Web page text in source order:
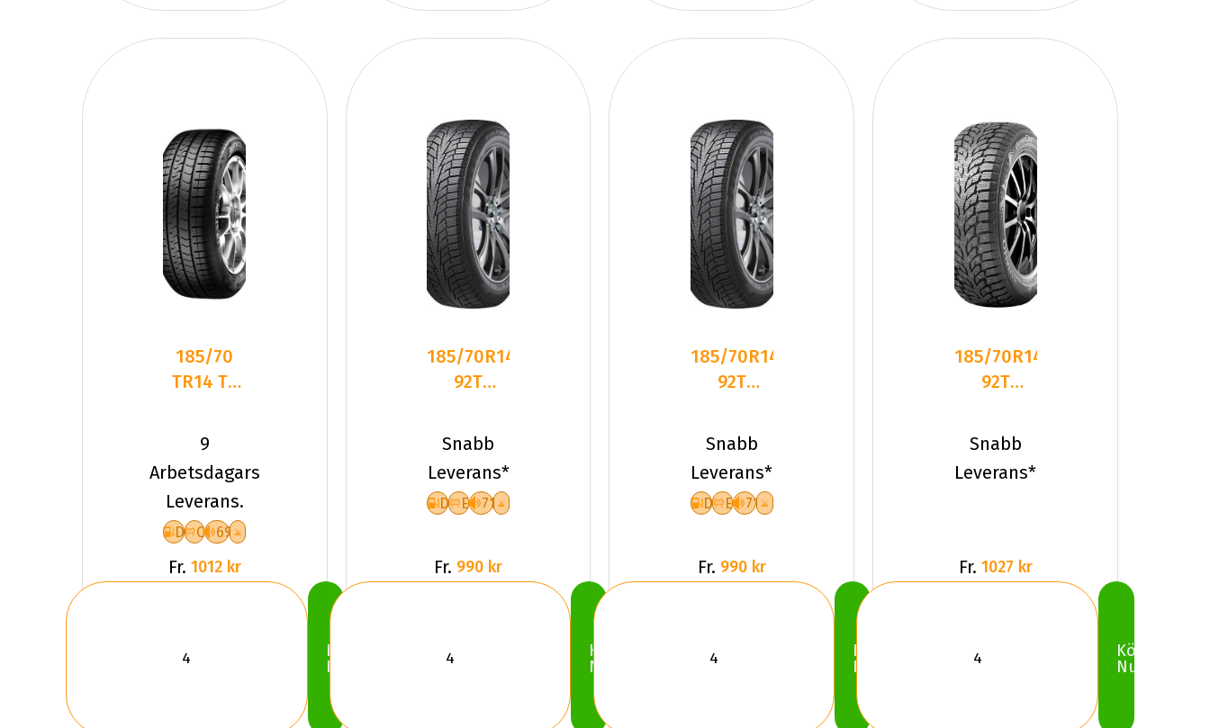
185/70
TR14 TL
QUATRAC
5
9
Arbetsdagars
Leverans.
D C 69
Fr. 1012 kr
Köp
Nu
185/70R14
92T
Winter
Snabb
Leverans*
D E 71
Fr. 990 kr
Köp
Nu
185/70R14
92T
Winter
Snabb
Leverans*
D E 71
Fr. 990 kr
Köp
Nu
185/70R14
92T
WinterCraft
Snabb
Leverans*
Fr. 1027 kr
Köp
Nu